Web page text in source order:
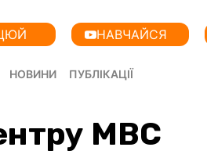
НАВЧАЙСЯ
НОВИНИ ПУБЛІКАЦІЇ
МВС